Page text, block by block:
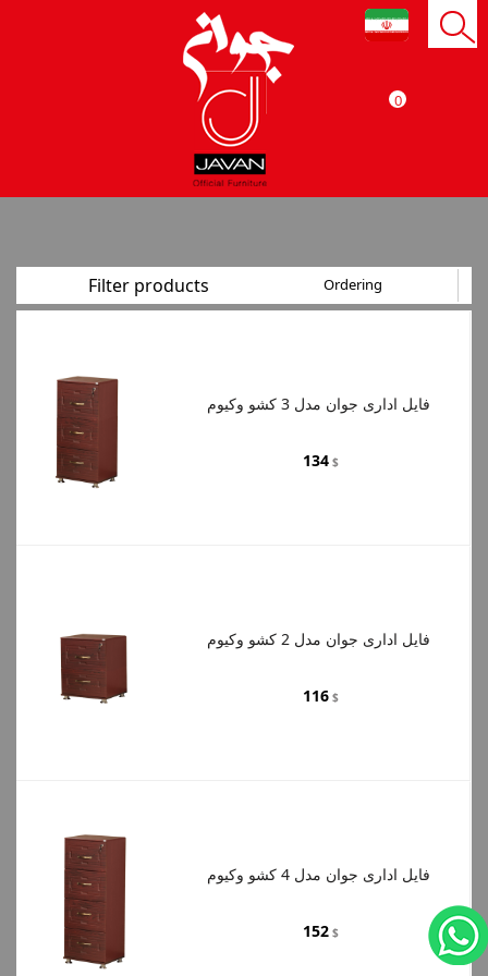
0
Filter products Ordering
فایل اداری جوان مدل 3 کشو وکیوم
134 $
فایل اداری جوان مدل 2 کشو وکیوم
116 $
فایل اداری جوان مدل 4 کشو وکیوم
152 $